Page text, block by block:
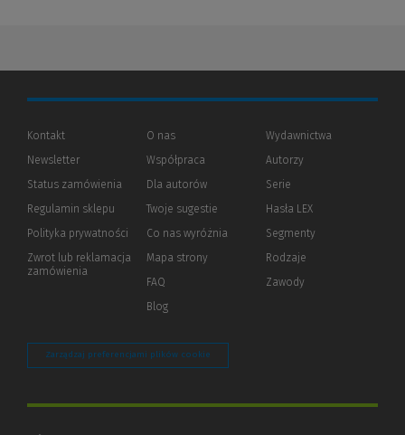
Kontakt
Newsletter
Status zamówienia
Regulamin sklepu
Polityka prywatności (Nowe
(Link
innej
Zwrot lub reklamacja
zamówienia
O nas
Współpraca
Dla autorów(Nowe
(Link
innej
Twoje sugestie
Co nas wyróżnia
Mapa strony
FAQ
Blog
Wydawnictwa
Autorzy
Serie
Hasła LEX
Segmenty
Rodzaje
Zawody
Zarządzaj preferencjami plików cookie